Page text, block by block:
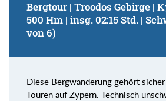
Bergtour | Troodos Gebirge |
500 Hm | insg. 02:15 Std. |
von 6)
Diese Bergwanderung gehört
Touren auf Zypern. Technisch